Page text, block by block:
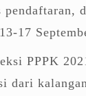
pendaftaran,
17
PPPK
dari